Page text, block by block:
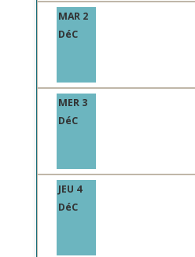
MAR 2
DéC
MER 3
DéC
JEU 4
DéC